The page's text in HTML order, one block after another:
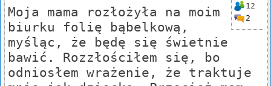
12
2
Moja mama rozłożyła na moim
biurku folię bąbelkową,
myśląc, że będę się świetnie
bawić. Rozzłościłem się, bo
odniosłem wrażenie, że traktuje